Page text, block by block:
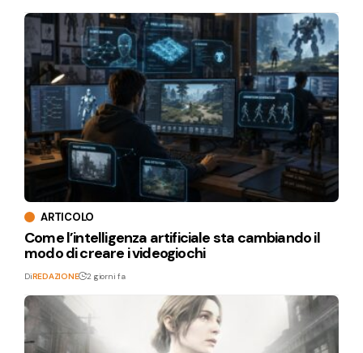
ARTICOLO
Come l’intelligenza artificiale sta cambiando il
modo di creare i videogiochi
DiREDAZIONE 2 giorni fa